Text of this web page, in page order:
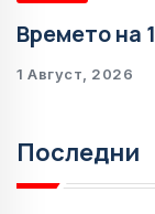
Времето на
1 Август, 2026
Последни